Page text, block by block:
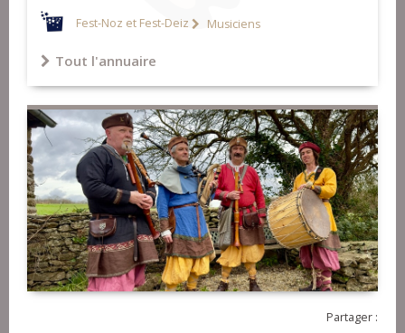
Fest-Noz et Fest-Deiz Musiciens
Tout l'annuaire
Partager :